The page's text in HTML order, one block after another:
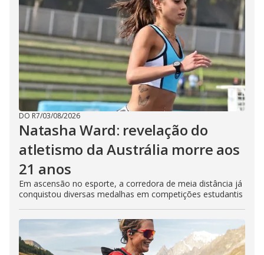
DO R7/03/08/2026
Natasha Ward: revelação do
atletismo da Austrália morre aos
21 anos
Em ascensão no esporte, a corredora de meia distância já
conquistou diversas medalhas em competições estudantis